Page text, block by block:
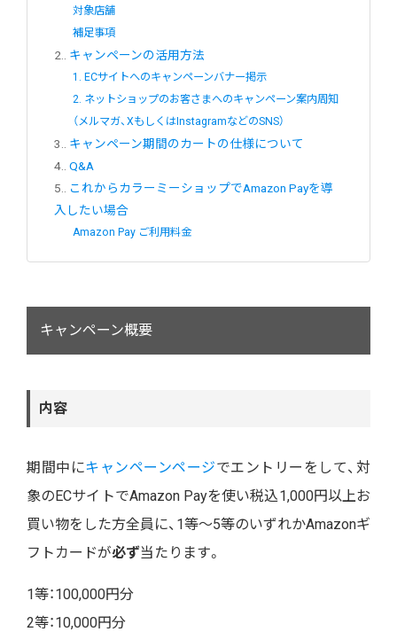
対象店舗
補足事項
2. キャンペーンの活用方法
1. ECサイトへのキャンペーンバナー掲示
2. ネットショップのお客さまへのキャンペーン案内周知
（メルマガ、XもしくはInstagramなどのSNS）
3.
キャンペーン期間のカートの仕様について
4. Q&A
5.
これからカラーミーショップでAmazon Payを導
入したい場合
Amazon Pay ご利用料金
キャンペーン概要
内容
期間中にキャンペーンページでエントリーをして、対
象のECサイトでAmazon Payを使い税込1,000円以上お
買い物をした方全員に、1等～5等のいずれかAmazonギ
フトカードが必ず当たります。
1等：100,000円分
2等：10,000円分